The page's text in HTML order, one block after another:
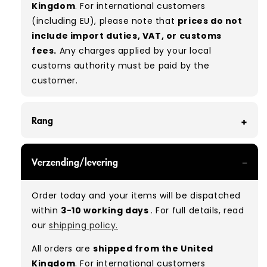
Kingdom. For international customers
(including EU), please note that prices do not
include import duties, VAT, or customs
fees. Any charges applied by your local
customs authority must be paid by the
customer.
Rang
can expect items that are in great condition
with minimal signs of wear. While they are
used, they remain free of significant defects
and are in excellent shape overall.
Please note:As these are vintage/used
Verzending/levering
Order today and your items will be dispatched
within 3-10 working days. For full details, read
ourshipping policy.
All orders are shipped from the United
Kingdom. For international customers